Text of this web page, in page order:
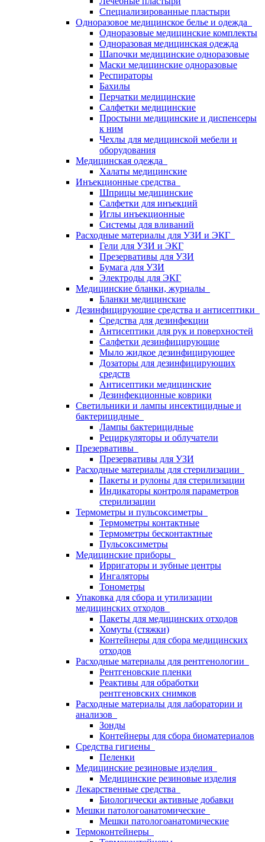
Специализированные пластыри
Одноразовое медицинское белье и одежда
Одноразовые медицинские комплекты
Одноразовая медицинская одежда
Шапочки медицинские одноразовые
Маски медицинские одноразовые
Респираторы
Бахилы
Перчатки медицинские
Салфетки медицинские
Простыни медицинские и диспенсеры
к ним
Чехлы для медицинской мебели и
оборудования
Медицинская одежда
Халаты медицинские
Инъекционные средства
Шприцы медицинские
Салфетки для инъекций
Иглы инъекционные
Системы для вливаний
Расходные материалы для УЗИ и ЭКГ
Гели для УЗИ и ЭКГ
Презервативы для УЗИ
Бумага для УЗИ
Электроды для ЭКГ
Медицинские бланки, журналы
Бланки медицинские
Дезинфицирующие средства и антисептики
Средства для дезинфекции
Антисептики для рук и поверхностей
Салфетки дезинфицирующие
Мыло жидкое дезинфицирующее
Дозаторы для дезинфицирующих
средств
Антисептики медицинские
Дезинфекционные коврики
Светильники и лампы инсектицидные и
бактерицидные
Лампы бактерицидные
Рециркуляторы и облучатели
Презервативы
Презервативы для УЗИ
Расходные материалы для стерилизации
Пакеты и рулоны для стерилизации
Индикаторы контроля параметров
стерилизации
Термометры и пульсоксиметры
Термометры контактные
Термометры бесконтактные
Пульсоксиметры
Медицинские приборы
Ирригаторы и зубные центры
Ингаляторы
Тонометры
Упаковка для сбора и утилизации
медицинских отходов
Пакеты для медицинских отходов
Хомуты (стяжки)
Контейнеры для сбора медицинских
отходов
Расходные материалы для рентгенологии
Рентгеновские пленки
Реактивы для обработки
рентгеновских снимков
Расходные материалы для лаборатории и
анализов
Зонды
Контейнеры для сбора биоматериалов
Средства гигиены
Пеленки
Медицинские резиновые изделия
Медицинские резиновые изделия
Лекарственные средства
Биологически активные добавки
Мешки патологоанатомические
Мешки патологоанатомические
Термоконтейнеры